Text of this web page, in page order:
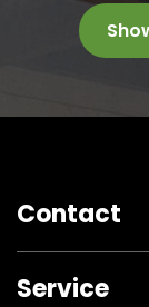
Contact
Service